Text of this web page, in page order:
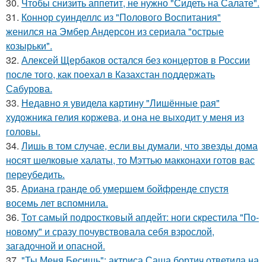
31. Коннор суинделлс из "Полового Воспитания"
женился на Эмбер Андерсон из сериала "острые
козырьки".
32. Алексей Щербаков остался без концертов в России
после того, как поехал в Казахстан поддержать
Сабурова.
33. Недавно я увидела картину "Лишённые рая"
художника гелия коржева, и она не выходит у меня из
головы.
34. Лишь в том случае, если вы думали, что звезды дома
носят шелковые халаты, то Мэттью макконахи готов вас
переубедить.
35. Ариана гранде об умершем бойфренде спустя
восемь лет вспомнила.
36. Тот самый подростковый апдейт: ноги скрестила "По-
новому" и сразу почувствовала себя взрослой,
загадочной и опасной.